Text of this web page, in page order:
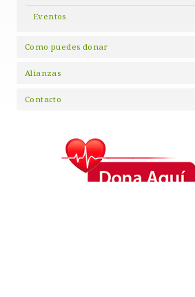
Eventos
Como puedes donar
Alianzas
Contacto